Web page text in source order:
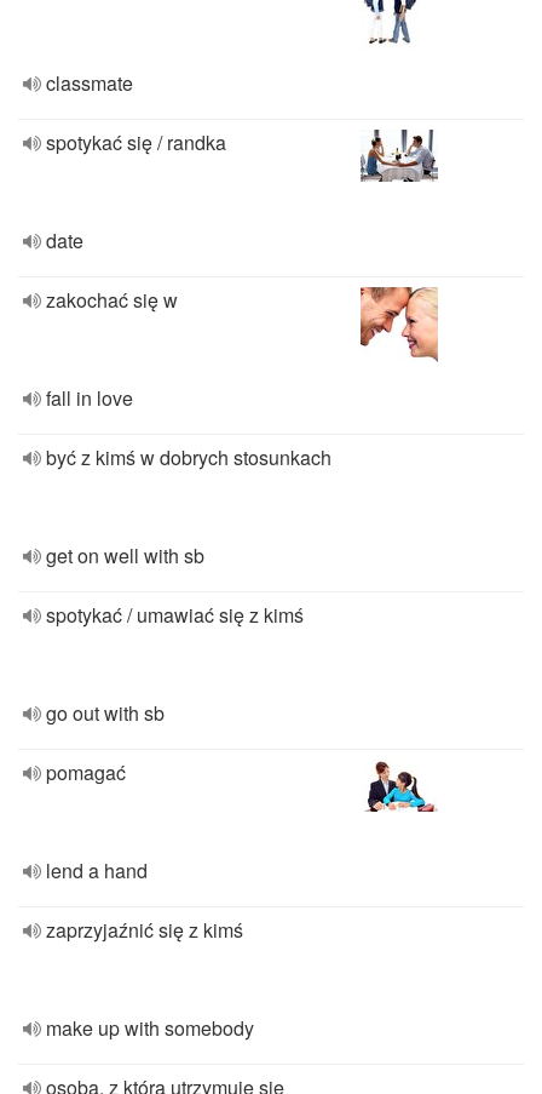
classmate
spotykać się / randka
date
zakochać się w
fall in love
być z kimś w dobrych stosunkach
get on well with sb
spotykać / umawiać się z kimś
go out with sb
pomagać
lend a hand
zaprzyjaźnić się z kimś
make up with somebody
osoba, z którą utrzymuje się